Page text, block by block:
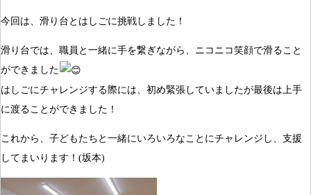
今回は、滑り台とはしごに挑戦しました！
滑り台では、職員と一緒に手を繋ぎながら、ニコニコ笑顔で滑ること
ができました
はしごにチャレンジする際には、初め緊張していましたが最後は上手
に渡ることができました！
これから、子どもたちと一緒にいろいろなことにチャレンジし、支援
してまいります！(坂本)